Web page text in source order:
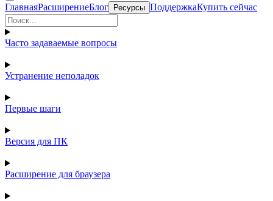
ГлавнаяРасширениеБлог Ресурсы ПоддержкаКупить сейчас
Часто задаваемые вопросы
Устранение неполадок
Первые шаги
Версия для ПК
Расширение для браузера